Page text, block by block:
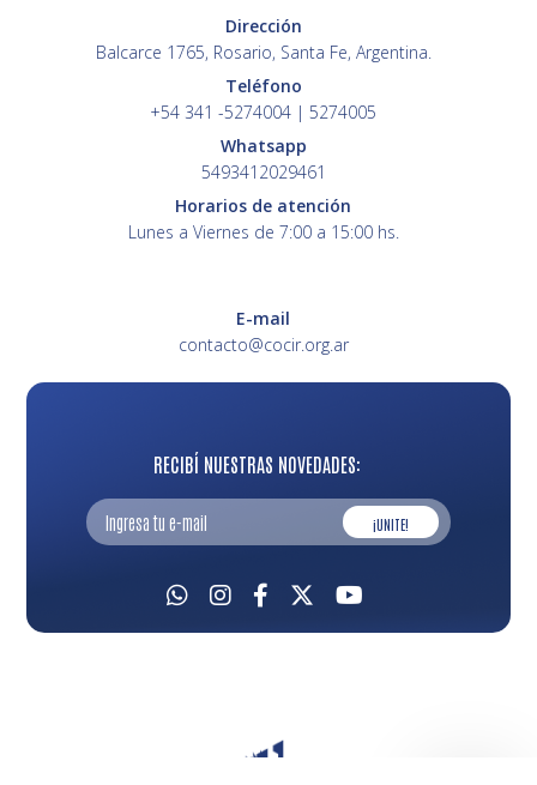
RECIBÍ NUESTRAS NOVEDADES:
¡UNITE!
Dirección
Balcarce 1765, Rosario, Santa Fe, Argentina.
Teléfono
+54 341 -5274004 | 5274005
Whatsapp
5493412029461
Horarios de atención
Lunes a Viernes de 7:00 a 15:00 hs.
E-mail
contacto@cocir.org.ar